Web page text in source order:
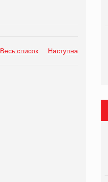
Весь список Наступна